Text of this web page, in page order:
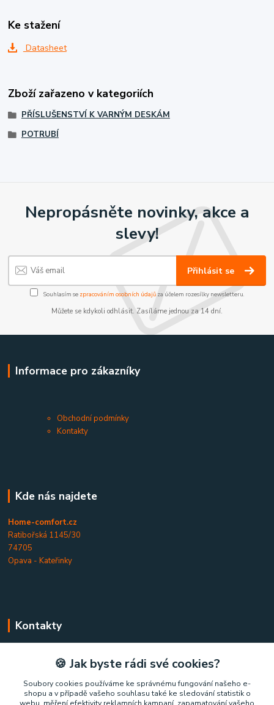
Ke stažení
Datasheet
Zboží zařazeno v kategoriích
PŘÍSLUŠENSTVÍ K VARNÝM DESKÁM
POTRUBÍ
Nepropásněte novinky, akce a
slevy!
Přihlásit se
Souhlasím se zpracováním osobních údajůza účelem rozesílky newsletteru.
Můžete se kdykoli odhlásit. Zasíláme jednou za 14 dní.
Informace pro zákazníky
Obchodní podmínky
Kontakty
Kde nás najdete
Home-comfort.cz
Ratibořská 1145/30
74705
Opava - Kateřinky
Kontakty
+420 777 852 326
(Po-Pá, 9-17 hod.)
🍪 Jak byste rádi své cookies?
Soubory cookies používáme ke správnému fungování našeho e-
shopu a v případě vašeho souhlasu také ke sledování statistik o